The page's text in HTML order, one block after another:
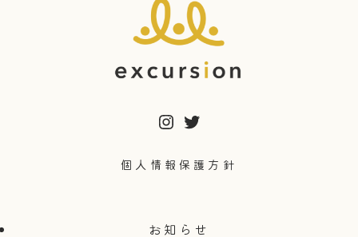
Instagram
Twitter
個人情報保護方針
お知らせ